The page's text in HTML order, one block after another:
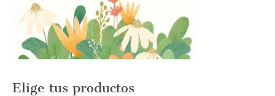
página
de
producto
Elige tus productos